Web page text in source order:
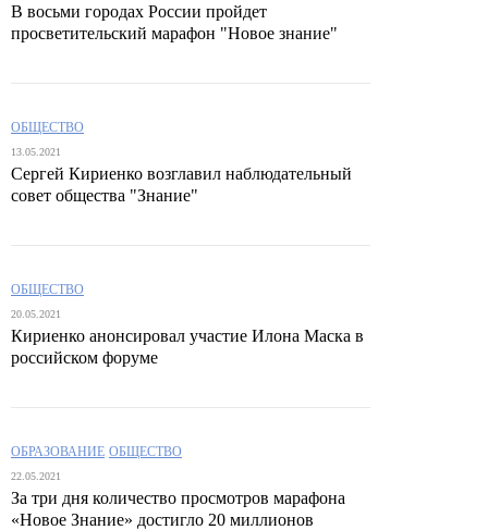
В восьми городах России пройдет
просветительский марафон "Новое знание"
ОБЩЕСТВО
13.05.2021
Сергей Кириенко возглавил наблюдательный
совет общества "Знание"
ОБЩЕСТВО
20.05.2021
Кириенко анонсировал участие Илона Маска в
российском форуме
ОБРАЗОВАНИЕ ОБЩЕСТВО
22.05.2021
За три дня количество просмотров марафона
«Новое Знание» достигло 20 миллионов